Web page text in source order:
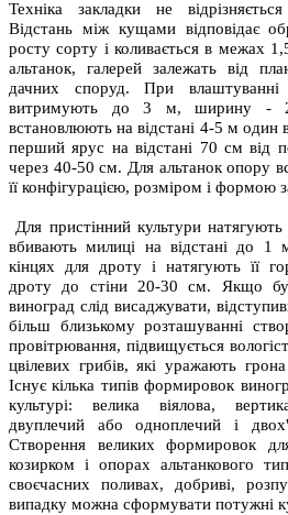
Техніка закладки не
Відстань між кущами відповідає
росту сорту і коливається в межах
альтанок, галерей залежать від
дачних споруд. При влаштуванні
витримують до 3 м, ширину -
встановлюють на відстані 4-5 м один
перший ярус на відстані 70 см від
через 40-50 см. Для альтанок опору
її конфігурацією, розміром і формою
Для пристінний культури
вбивають милиці на відстані до 1
кінцях для дроту і натягують її
дроту до стіни 20-30 см. Якщо
виноград слід висаджувати,
більш близькому розташуванні
провітрювання, підвищується
цвілевих грибів, які уражають
Існує кілька типів формировок
культурі: велика віялова,
двуплечий або одноплечий і
Створення великих формировок
козирком і опорах альтанкового
своєчасних поливах, добриві,
випадку можна сформувати потужні